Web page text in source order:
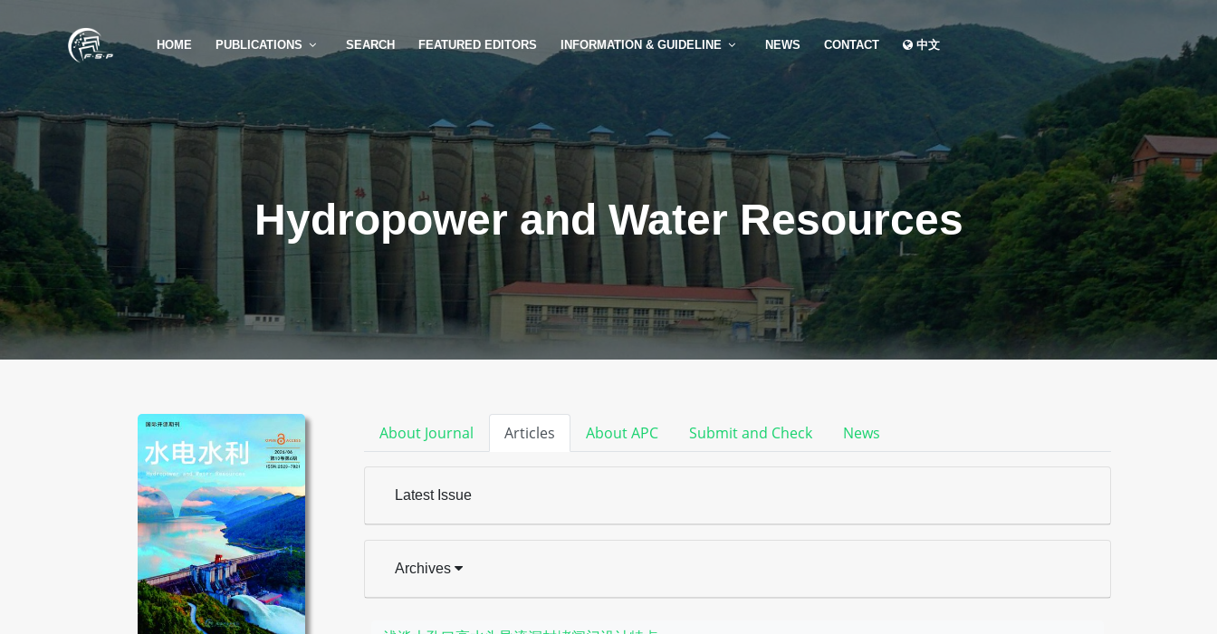
HOME PUBLICATIONS SEARCH FEATURED EDITORS INFORMATION & GUIDELINE NEWS CONTACT 中文
Hydropower and Water Resources
About Journal Articles About APC Submit and Check News
Latest Issue
Archives